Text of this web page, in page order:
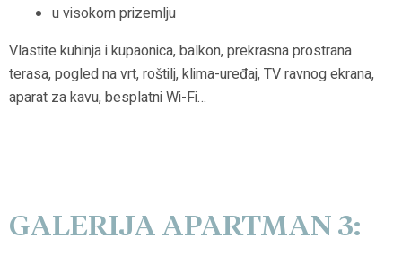
u visokom prizemlju
Vlastite kuhinja i kupaonica, balkon, prekrasna prostrana
terasa, pogled na vrt, roštilj, klima-uređaj, TV ravnog ekrana,
aparat za kavu, besplatni Wi-Fi…
GALERIJA APARTMAN 3: